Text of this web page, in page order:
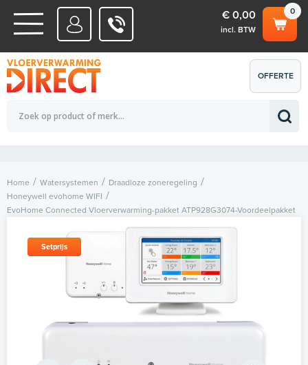
WATERSYSTEMEN
ELEKTRISCHE SYSTEMEN
0
€ 0,00
incl. BTW
Totaalbedrag (incl. BTW) € 0,00
OFFERTE
AANVRAGEN
Home Watersystemen
Draadloze zoneregeling
Honeywell evohome WIFI
EvoHome Connected Vloerverwarming-pakket ATP928G3074-Voordeelpakket
Setprijs